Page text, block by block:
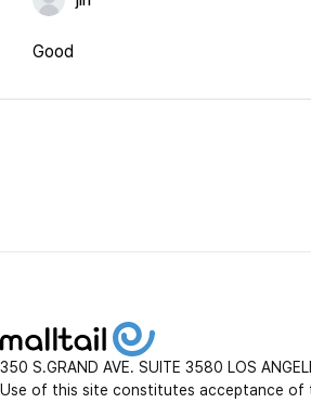
Good
350 S.GRAND AVE. SUITE 3580 LOS
Use of this site constitutes acceptance of